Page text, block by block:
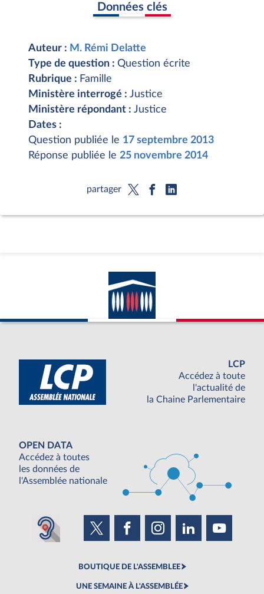
Données clés
Auteur : M. Rémi Delatte
Type de question : Question écrite
Rubrique : Famille
Ministère interrogé : Justice
Ministère répondant : Justice
Dates :
Question publiée le 17 septembre 2013
Réponse publiée le 25 novembre 2014
partager
LCP
Accédez à toute
l'actualité de
la Chaine Parlementaire
OPEN DATA
Accédez à toutes
les données de
l'Assemblée nationale
BOUTIQUE DE L'ASSEMBLEE
UNE SEMAINE À L'ASSEMBLÉE